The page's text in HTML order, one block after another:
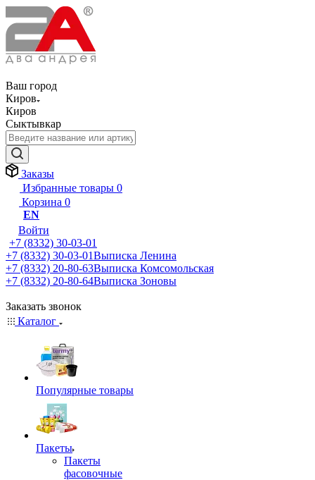
Ваш город
Киров
Киров
Сыктывкар
Заказы
Избранные товары 0
Корзина 0
EN
Войти
+7 (8332) 30-03-01
+7 (8332) 30-03-01Выписка Ленина
+7 (8332) 20-80-63Выписка Комсомольская
+7 (8332) 20-80-64Выписка Зоновы
Заказать звонок
Каталог
Популярные товары
Пакеты
Пакеты
фасовочные